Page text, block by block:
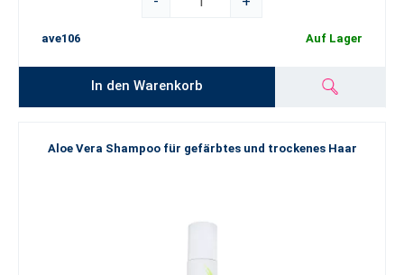
ave106 Auf Lager
In den Warenkorb
Aloe Vera Shampoo für gefärbtes und trockenes Haar